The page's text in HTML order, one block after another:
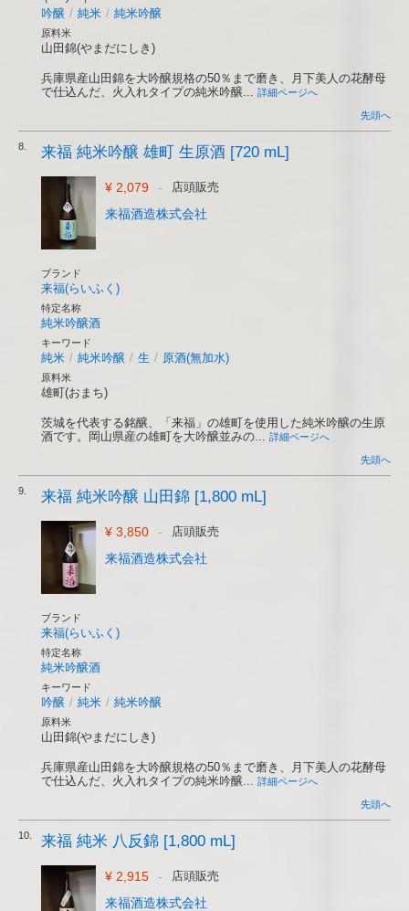
吟醸 / 純米 / 純米吟醸
原料米
山田錦(やまだにしき)
兵庫県産山田錦を大吟醸規格の50％まで磨き、月下美人の花酵母
で仕込んだ、火入れタイプの純米吟醸... 詳細ページへ
先頭へ
8. 来福 純米吟醸 雄町 生原酒 [720 mL]
¥ 2,079 - 店頭販売
来福酒造株式会社
ブランド
来福(らいふく)
特定名称
純米吟醸酒
キーワード
純米 / 純米吟醸 / 生 / 原酒(無加水)
原料米
雄町(おまち)
茨城を代表する銘醸、「来福」の雄町を使用した純米吟醸の生原
酒です。岡山県産の雄町を大吟醸並みの... 詳細ページへ
先頭へ
9. 来福 純米吟醸 山田錦 [1,800 mL]
¥ 3,850 - 店頭販売
来福酒造株式会社
ブランド
来福(らいふく)
特定名称
純米吟醸酒
キーワード
吟醸 / 純米 / 純米吟醸
原料米
山田錦(やまだにしき)
兵庫県産山田錦を大吟醸規格の50％まで磨き、月下美人の花酵母
で仕込んだ、火入れタイプの純米吟醸... 詳細ページへ
先頭へ
10. 来福 純米 八反錦 [1,800 mL]
¥ 2,915 - 店頭販売
来福酒造株式会社